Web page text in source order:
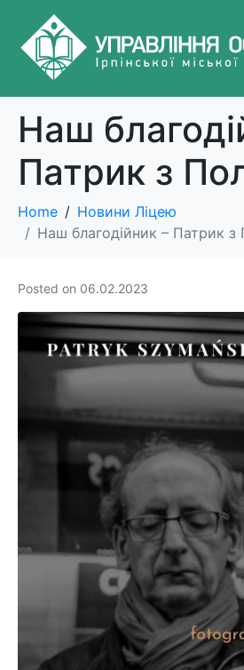
Наш
Патрик з
Home
Новини Ліцею
Наш благодійник – Патрик з
Posted on 06.02.2023